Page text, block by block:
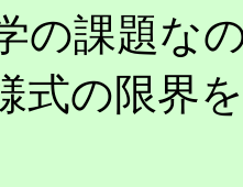
の課題な
式の限界